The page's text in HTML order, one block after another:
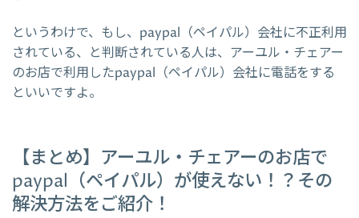
というわけで、もし、paypal（ペイパル）会社に不正利用
されている、と判断されている人は、アーユル・チェアー
のお店で利用したpaypal（ペイパル）会社に電話をする
といいですよ。
【まとめ】アーユル・チェアーのお店で
paypal（ペイパル）が使えない！？その
解決方法をご紹介！